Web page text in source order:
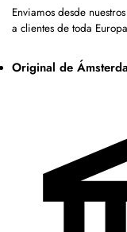
Enviamos desde
a clientes de toda
Original de